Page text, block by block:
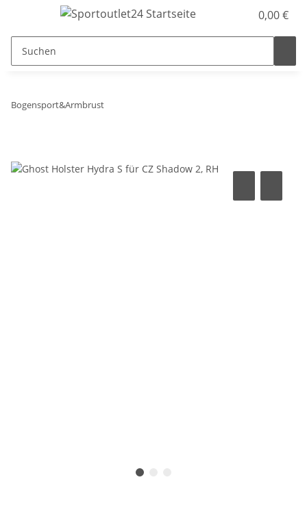
0,00 €
Bogensport&Armbrust